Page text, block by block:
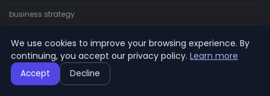
business strategy
financial planning
funding and investment
We use cookies to improve your browsing experience. By
continuing, you accept our privacy policy. Learn more
Accept Decline